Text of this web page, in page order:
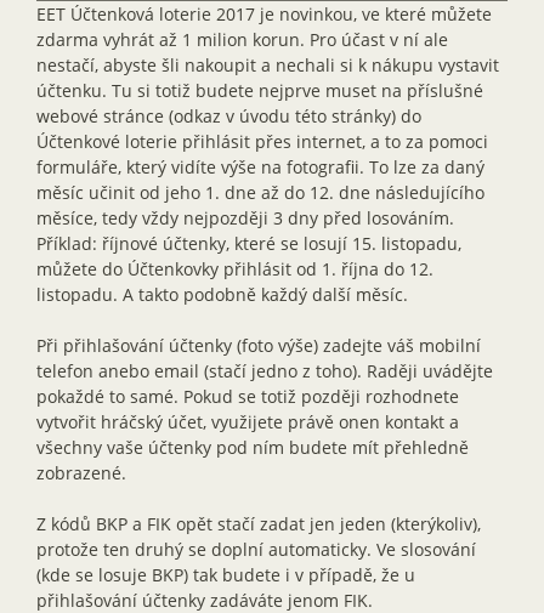
EET Účtenková loterie 2017 je novinkou, ve které můžete
zdarma vyhrát až 1 milion korun. Pro účast v ní ale
nestačí, abyste šli nakoupit a nechali si k nákupu vystavit
účtenku. Tu si totiž budete nejprve muset na příslušné
webové stránce (odkaz v úvodu této stránky) do
Účtenkové loterie přihlásit přes internet, a to za pomoci
formuláře, který vidíte výše na fotografii. To lze za daný
měsíc učinit od jeho 1. dne až do 12. dne následujícího
měsíce, tedy vždy nejpozději 3 dny před losováním.
Příklad: říjnové účtenky, které se losují 15. listopadu,
můžete do Účtenkovky přihlásit od 1. října do 12.
listopadu. A takto podobně každý další měsíc.
Při přihlašování účtenky (foto výše) zadejte váš mobilní
telefon anebo email (stačí jedno z toho). Raději uvádějte
pokaždé to samé. Pokud se totiž později rozhodnete
vytvořit hráčský účet, využijete právě onen kontakt a
všechny vaše účtenky pod ním budete mít přehledně
zobrazené.
Z kódů BKP a FIK opět stačí zadat jen jeden (kterýkoliv),
protože ten druhý se doplní automaticky. Ve slosování
(kde se losuje BKP) tak budete i v případě, že u
přihlašování účtenky zadáváte jenom FIK.